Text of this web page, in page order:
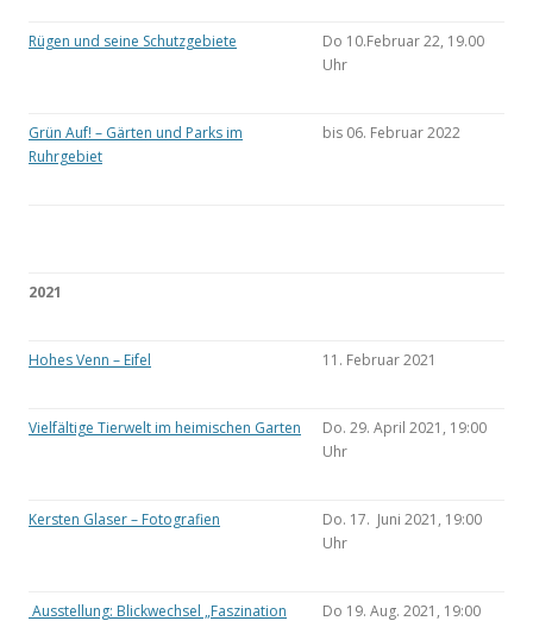
Rügen und seine Schutzgebiete
Do 10.Februar 22, 19.00
Uhr
Grün Auf! – Gärten und Parks im
Ruhrgebiet
bis 06. Februar 2022
2021
Hohes Venn – Eifel 11. Februar 2021
Vielfältige Tierwelt im heimischen Garten
Do. 29. April 2021, 19:00
Uhr
Kersten Glaser – Fotografien
Do. 17. Juni 2021, 19:00
Uhr
Ausstellung: Blickwechsel „Faszination
Do 19. Aug. 2021, 19:00